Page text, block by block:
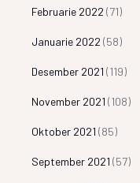
Februarie 2022 (71)
Januarie 2022 (58)
Desember 2021 (119)
November 2021 (108)
Oktober 2021 (85)
September 2021 (57)